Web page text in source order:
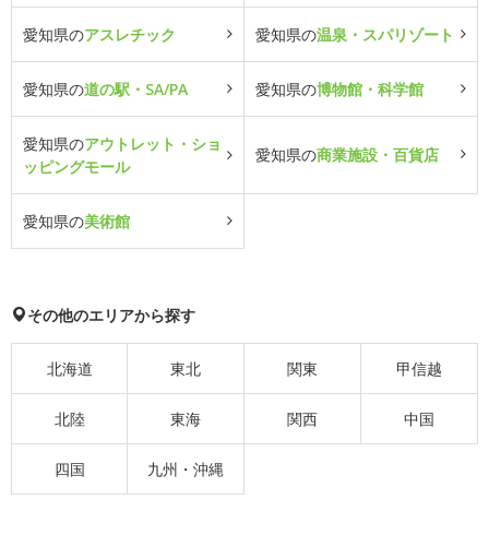
愛知県のアスレチック 愛知県の温泉・スパリゾート
愛知県の道の駅・SA/PA 愛知県の博物館・科学館
愛知県のアウトレット・ショ
ッピングモール
愛知県の商業施設・百貨店
愛知県の美術館
その他のエリアから探す
北海道 東北 関東 甲信越
北陸 東海 関西 中国
四国 九州・沖縄